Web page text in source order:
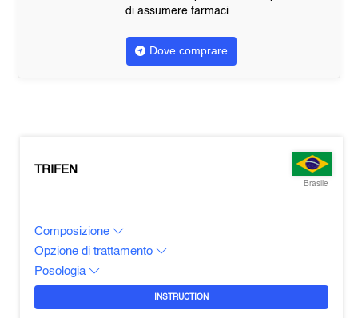
di assumere farmaci
Dove comprare
TRIFEN
Brasile
Composizione
Opzione di trattamento
Posologia
INSTRUCTION